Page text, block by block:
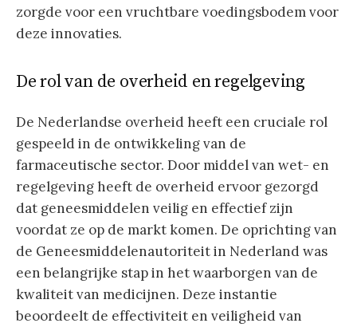
zorgde voor een vruchtbare voedingsbodem voor
deze innovaties.
De rol van de overheid en regelgeving
De Nederlandse overheid heeft een cruciale rol
gespeeld in de ontwikkeling van de
farmaceutische sector. Door middel van wet- en
regelgeving heeft de overheid ervoor gezorgd
dat geneesmiddelen veilig en effectief zijn
voordat ze op de markt komen. De oprichting van
de Geneesmiddelenautoriteit in Nederland was
een belangrijke stap in het waarborgen van de
kwaliteit van medicijnen. Deze instantie
beoordeelt de effectiviteit en veiligheid van